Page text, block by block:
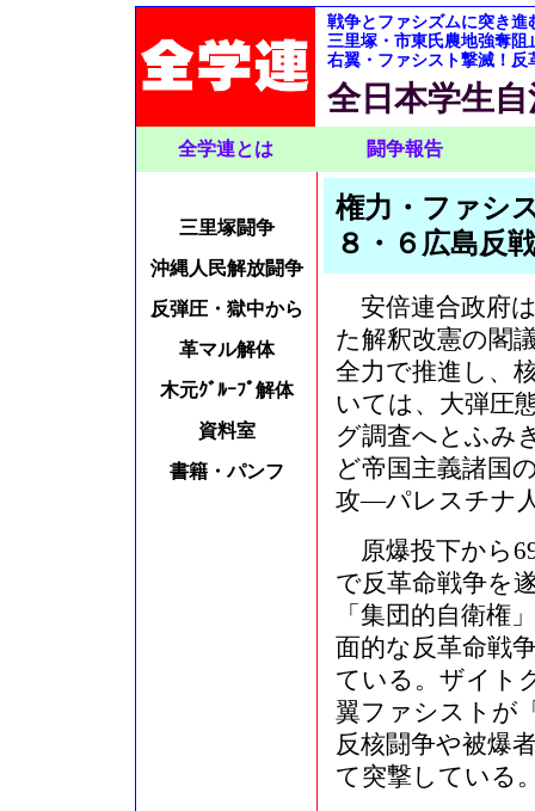
戦争とファシズムに突き
三里塚・市東氏農地強奪阻
右翼・ファシスト撃滅！
全日本学生
全学連とは 闘争報告
三里塚闘争
沖縄人民解放闘争
反弾圧・獄中から
革マル解体
木元ｸﾞﾙｰﾌﾟ解体
資料室
書籍・パンフ
権力・ファシ
８・６広島反
安倍連合政府
た解釈改憲の閣
全力で推進し、
いては、大弾圧
グ調査へとふみ
ど帝国主義諸国
攻―パレスチナ
原爆投下から
で反革命戦争を
「集団的自衛権
面的な反革命戦
ている。ザイト
翼ファシストが
反核闘争や被爆
て突撃している